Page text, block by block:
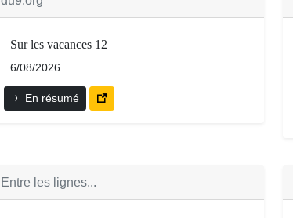
Sur les vacances 12
6/08/2026
En résumé
Entre les lignes...